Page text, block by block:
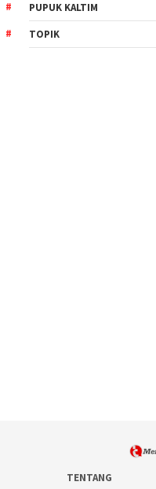
PUPUK KALTIM
TOPIK
TENTANG